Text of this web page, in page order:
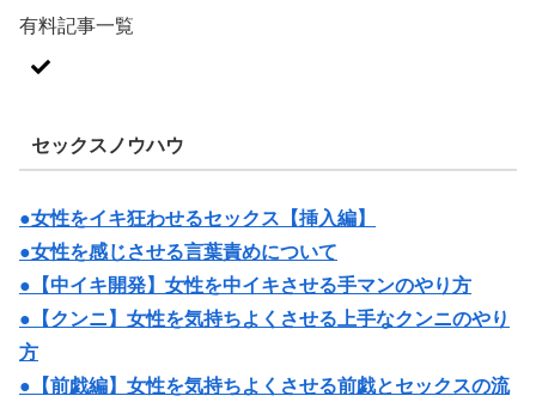
有料記事一覧
セックスノウハウ
●女性をイキ狂わせるセックス【挿入編】
●女性を感じさせる言葉責めについて
●【中イキ開発】女性を中イキさせる手マンのやり方
●【クンニ】女性を気持ちよくさせる上手なクンニのやり
方
●【前戯編】女性を気持ちよくさせる前戯とセックスの流